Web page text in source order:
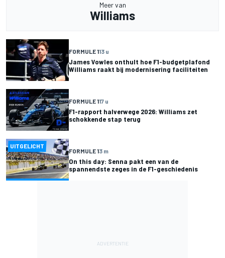
Meer van
Williams
FORMULE 113 u
James Vowles onthult hoe F1-budgetplafond
Williams raakt bij modernisering faciliteiten
FORMULE 117 u
F1-rapport halverwege 2026: Williams zet
schokkende stap terug
UITGELICHT
FORMULE 13 m
On this day: Senna pakt een van de
spannendste zeges in de F1-geschiedenis